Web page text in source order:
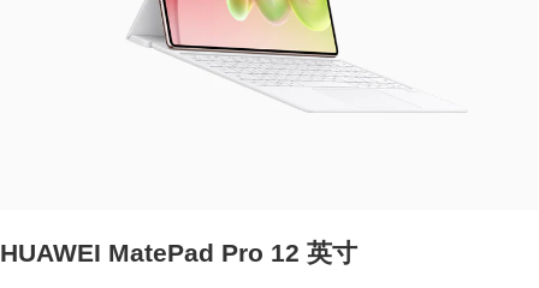
HUAWEI MatePad Pro 12 英寸